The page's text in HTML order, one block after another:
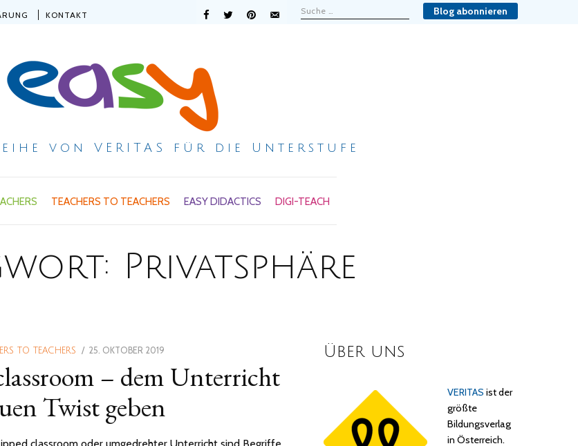
KONTAKT Blog abonnieren
von VERITAS für die Unterstufe
TEACHERS TO TEACHERS EASY DIDACTICS DIGI-TEACH
Privatsphäre
TO TEACHERS
POSTED
25. OKTOBER 2019
JANUAR
2020
– dem Unterricht
Twist geben
Über uns
VERITAS ist der
größte
Bildungsverlag
in Österreich.